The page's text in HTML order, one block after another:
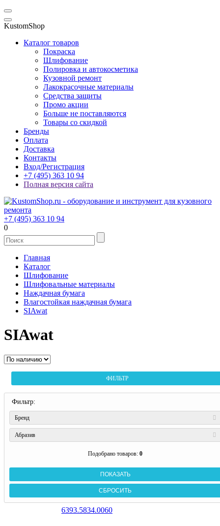
KustomShop
Каталог товаров
Покраска
Шлифование
Полировка и автокосметика
Кузовной ремонт
Лакокрасочные материалы
Средства защиты
Промо акции
Больше не поставляются
Товары со скидкой
Бренды
Оплата
Доставка
Контакты
Вход/Регистрация
+7 (495) 363 10 94
Полная версия сайта
+7 (495) 363 10 94
0
Главная
Каталог
Шлифование
Шлифовальные материалы
Наждачная бумага
Влагостойкая наждачная бумага
SIAwat
SIAwat
ФИЛЬТР
Фильтр:
Бренд
Абразив
Подобрано товаров:0
6393.5834.0060